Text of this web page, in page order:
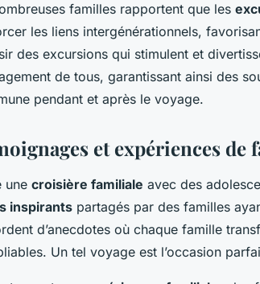
familles rapportent que les
les liens intergénérationnels,
des excursions qui stimulent et
de tous, garantissant ainsi des
pendant et après le voyage.
et expériences de
une croisière familiale avec des
inspirants partagés par des familles
d’anecdotes où chaque famille
Un tel voyage est l’occasion